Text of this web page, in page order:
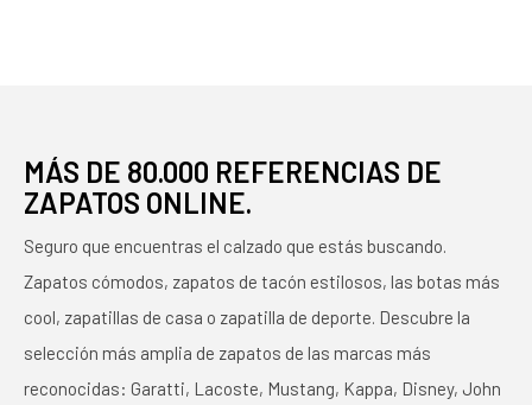
MÁS DE 80.000 REFERENCIAS DE
ZAPATOS ONLINE.
Seguro que encuentras el calzado que estás buscando.
Zapatos cómodos, zapatos de tacón estilosos, las botas más
cool, zapatillas de casa o zapatilla de deporte. Descubre la
selección más amplia de zapatos de las marcas más
reconocidas: Garatti, Lacoste, Mustang, Kappa, Disney, John